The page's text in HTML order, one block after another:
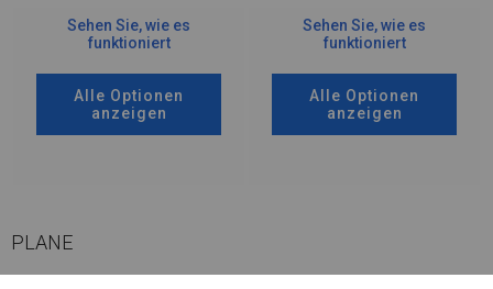
Sehen Sie, wie es
funktioniert
Alle Optionen
anzeigen
Sehen Sie, wie es
funktioniert
Alle Optionen
anzeigen
PLANE